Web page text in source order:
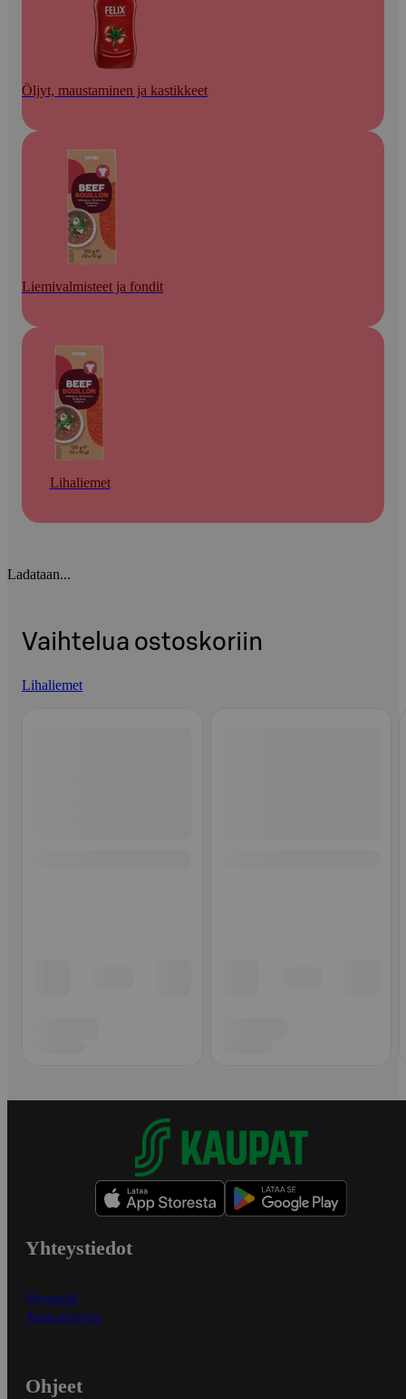
Öljyt, maustaminen ja kastikkeet
Liemivalmisteet ja fondit
Lihaliemet
Ladataan...
Vaihtelua ostoskoriin
Lihaliemet
Yhteystiedot
Myymälät
Asiakaspalvelu
Ohjeet